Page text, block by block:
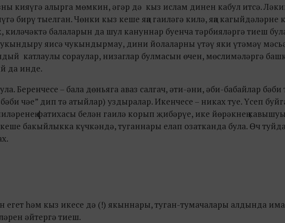
кияүгә алырга мөмкин, әгәр дә кыз ислам динен кабул итсә.
бирү тыелган. Чөнки кыз кеше яңа гаиләгә килә, яңа кагыйдәләрне
балаларын да шул кануннар буенча тәрбияләргә тиеш
яисә чукындырмау, дини йолаларны үтәү яки үтәмәү
катлаулы сораулар, низаглар булмасын өчен, мөслимәләргә
да инде.
Беренчесе – бала дөньяга аваз салгач, әти-әни, әби-бабайлар бәби
чәе” дип тә атыйлар) уздыралар. Икенчесе – никах туе. Үсеп
фатихасы белән гаилә корып җибәрүе, ике йөрәкнең
бакыйлыкка күчкәндә, туганнары елап озатканда була. Өч
егет һәм кыз икесе дә (!) якыннары, туган-тумачалары алдында
әйтергә тиеш.